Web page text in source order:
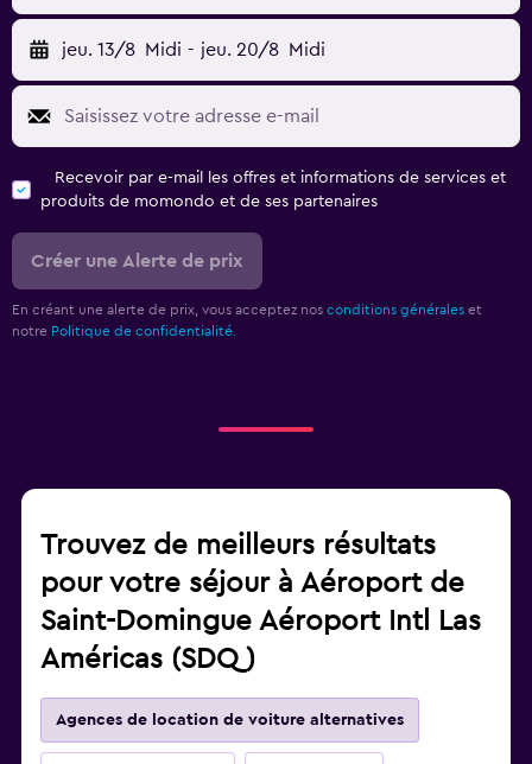
jeu. 13/8 Midi - jeu. 20/8 Midi
Recevoir par e-mail les offres et informations de services et
produits de momondo et de ses partenaires
Créer une Alerte de prix
En créant une alerte de prix, vous acceptez nos conditions générales et
notre Politique de confidentialité.
Trouvez de meilleurs résultats
pour votre séjour à Aéroport de
Saint-Domingue Aéroport Intl Las
Américas (SDQ)
Agences de location de voiture alternatives